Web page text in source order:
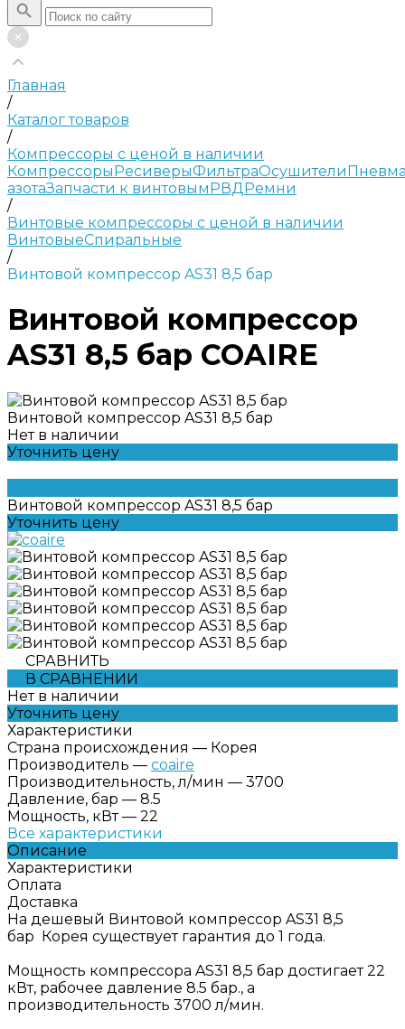
Главная
/
Каталог товаров
/
Компрессоры с ценой в наличии
КомпрессорыРесиверыФильтраОсушители
азотаЗапчасти к винтовымРВДРемни
/
Винтовые компрессоры с ценой в наличии
ВинтовыеСпиральные
/
Винтовой компрессор AS31 8,5 бар
Винтовой компрессор
AS31 8,5 бар COAIRE
Винтовой компрессор AS31 8,5 бар
Нет в наличии
Уточнить цену
Винтовой компрессор AS31 8,5 бар
Уточнить цену
СРАВНИТЬ
В СРАВНЕНИИ
Нет в наличии
Уточнить цену
Характеристики
Страна происхождения — Корея
Производитель — coaire
Производительность, л/мин — 3700
Давление, бар — 8.5
Мощность, кВт — 22
Все характеристики
Описание
Характеристики
Оплата
Доставка
На дешевый Винтовой компрессор AS31 8,5
бар Корея существует гарантия до 1 года.
Мощность компрессора AS31 8,5 бар достигает 22
кВт, рабочее давление 8.5 бар., а
производительность 3700 л/мин.